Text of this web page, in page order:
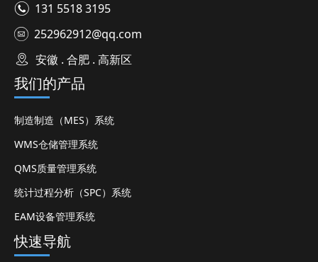
131 5518 3195
252962912@qq.com
安徽 . 合肥 . 高新区
我们的产品
制造制造（MES）系统
WMS仓储管理系统
QMS质量管理系统
统计过程分析（SPC）系统
EAM设备管理系统
快速导航